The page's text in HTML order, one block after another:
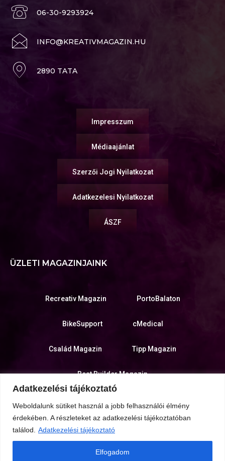
Adatkezelési tájékoztató
Weboldalunk sütiket használ a jobb felhasználói élmény
érdekében. A részleteket az adatkezelési tájékoztatóban
találod.
Adatkezelési tájékoztató
Elfogadom
06-30-9293924
INFO@KREATIVMAGAZIN.HU
2890 TATA
Impresszum
Médiaajánlat
Szerzői Jogi Nyilatkozat
Adatkezelesi Nyilatkozat
ÁSZF
ÜZLETI MAGAZINJAINK
Recreativ Magazin PortoBalaton
BikeSupport cMedical
Család Magazin Tipp Magazin
Best Builder Magazin
KIADÓ WEBOLDALA
Várkanyar Kreatív Stúdió